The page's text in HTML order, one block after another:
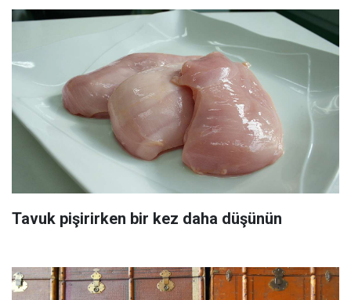
Tavuk pişirirken bir kez daha düşünün